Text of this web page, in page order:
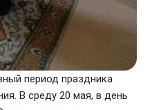
период праздника
В среду 20 мая, в день